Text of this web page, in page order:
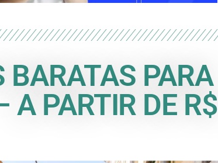
BARATAS PARA
A PARTIR DE R$